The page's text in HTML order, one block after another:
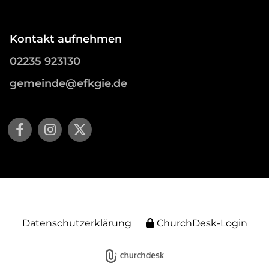
Kontakt aufnehmen
02235 923130
gemeinde@efkgie.de
Datenschutzerklärung ChurchDesk-Login